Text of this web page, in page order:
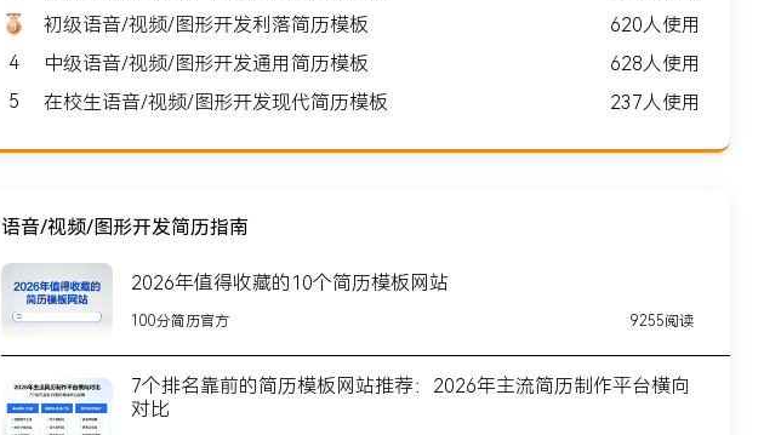
初级语音/视频/图形开发利落简历模板
620人使用
4
中级语音/视频/图形开发通用简历模板
628人使用
5
在校生语音/视频/图形开发现代简历模板 237人使用
语音/视频/图形开发简历指南
2026年值得收藏的10个简历模板网站
100分简历官方 9255阅读
7个排名靠前的简历模板网站推荐：2026年主流简历制作平台横向
对比